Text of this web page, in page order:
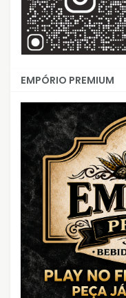
EMPÓRIO PREMIUM